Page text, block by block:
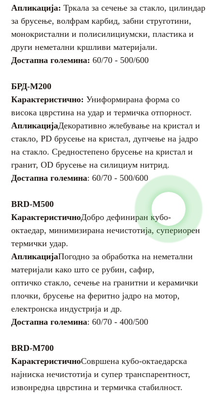
Апликација: Тркала за сечење за стакло, цилиндар
за брусење, волфрам карбид, забни струготини,
монокристални и полисилициумски, пластика и
други неметални кршливи материјали.
Достапна големина: 60/70 - 500/600
БРД-М200
Карактеристично: Униформирана форма со
висока цврстина на удар и термичка отпорност.
АпликацијаДекоративно жлебување на кристал и
стакло, PD брусење на кристал, дупчење на јадро
на стакло. Средностепено брусење на кристал и
гранит, OD брусење на силициум нитрид.
Достапна големина: 60/70 - 500/600
BRD-M500
КарактеристичноДобро дефиниран кубо-
октаедар, минимизирана нечистотија, супериорен
термички удар.
АпликацијаПогодно за обработка на неметални
материјали како што се рубин, сафир,
оптичко стакло, сечење на гранитни и керамички
плочки, брусење на феритно јадро на мотор,
електронска индустрија и др.
Достапна големина: 60/70 - 400/500
BRD-M700
КарактеристичноСовршена кубо-октаедарска
најниска нечистотија и супер транспарентност,
извонредна цврстина и термичка стабилност.
Достапна големина:
БРД-М200
Апликација
Достапна големина
BRD-M500
Апликација
Достапна големина
BRD-M700
Апликација
М700
Посебните барања можат да се прилагодат.
Индекс на перформанси
Викерсовата тврдост
8000км/мм2-10000кг/
мм2
Густина
3,52 см3
Јангов модул
850 ГПа
спроводливост
1200W/мк-2000W/мк
Нерастворлив во сите
киселини и бази
Отпорност на кршење
350Мпа
Коефициент на
топлинска експанзија
1,0+/-0,1ppm/K (300k)
4,4+/-0,1ppm/K (1000K)
Пуасонов однос
Пуасонов однос
Толеранција на
дебелина
Толеранција на
Рапавост на
Рапавост на
Send